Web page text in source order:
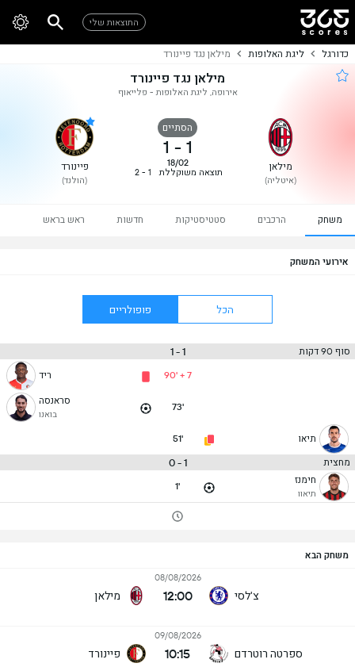
התוצאות שלי
כדורגל ליגת האלופות מילאן נגד פיינורד
מילאן נגד פיינורד
אירופה, ליגת האלופות - פלייאוף
מילאן
(איטליה)
הסתיים
1
-
1
18/02
תוצאה משוקללת
1 - 2
פיינורד
(הולנד)
משחק הרכבים סטטיסטיקות חדשות ראש בראש
אירועי המשחק
הכל פופולריים
סוף 90 דקות 1 - 1
90' + 7 ריד
73'
סראנסה
בואנו
תיאו 51'
מחצית 1 - 0
חימנז
תיאוו
1'
משחק הבא
צ'לסי
08/08/2026
12:00 מילאן
ספרטה רוטרדם
09/08/2026
10:15 פיינורד